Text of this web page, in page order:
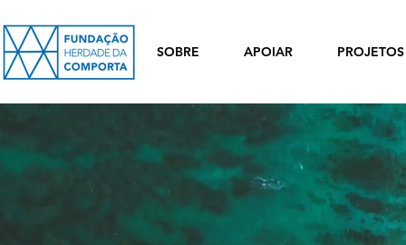
SOBRE APOIAR PROJETOS